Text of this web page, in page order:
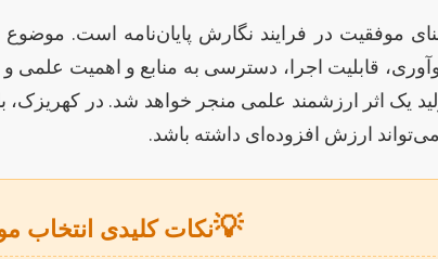
موفقیت در فرایند نگارش پایان‌نامه است.
قابلیت اجرا، دسترسی به منابع و اهمیت
یک اثر ارزشمند علمی منجر خواهد شد. در
ارزش افزوده‌ای داشته باشد.
💡نکات کلیدی انتخاب